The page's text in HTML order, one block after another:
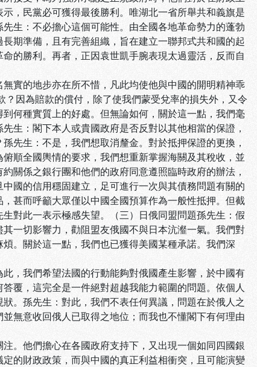
，民黨必可獲得最後勝利。唯湖北一省所舉共和義旗是
生：不必擔心這個可能性。由全國各地革命勢力的蓬勃
期準備，且有完善組織，旨在建立一聯邦式共和國的起
的勝利。再者，正因袁世凱手腕表現太過靈活，反而自
實的地步亦在所不惜，凡此均使他與中國的開明精神乖
因為賠款的償付，除了使我們蒙受兌率的損失外，又令
何種實質上的好處。但無論如何，關於這一點，我們毫
生：閣下本人或貴國政府是否反對以其他相當的保證，
先生：不是，我們想取消釐金。對於抵押保證的更換，
順全國輿情的要求，我們想重新掌握海關及其稅收，並
關係之銀行團和他們的政府同意遵照臨時政府的辦法，
國的信用穩固建立，足可進行一次與其債務問題有關的
甚而呼籲大眾僅以中國全國預算作為一般性抵押。但截
對此一表示極感失望。（三）日俄同盟問題孫先生：假
一切影響力，勸阻盟友俄國不與日本沆瀣一氣。我們對
。關於這一點，我們也已獲得美國某種承諾。我們深
，我們希望法國的行動能夠對俄國產生影響，於中國有
覆，這完全是一件絕對超越我能力範圍的問題。依個人
。孫先生：對此，我們不表任何異議，問題在於俄人之
無意收回俄人已取得之地位；而我也不懂閣下有何理由
。他們擔心在各國政府支持下，又出現一個如同四國銀
的財政政策，而與中國的真正利益相衝突，且可能演變